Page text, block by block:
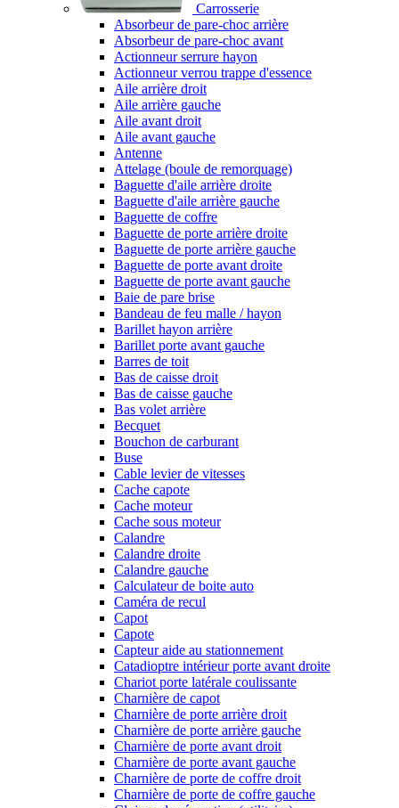
Carrosserie
Absorbeur de pare-choc arrière
Absorbeur de pare-choc avant
Actionneur serrure hayon
Actionneur verrou trappe d'essence
Aile arrière droit
Aile arrière gauche
Aile avant droit
Aile avant gauche
Antenne
Attelage (boule de remorquage)
Baguette d'aile arrière droite
Baguette d'aile arrière gauche
Baguette de coffre
Baguette de porte arrière droite
Baguette de porte arrière gauche
Baguette de porte avant droite
Baguette de porte avant gauche
Baie de pare brise
Bandeau de feu malle / hayon
Barillet hayon arrière
Barillet porte avant gauche
Barres de toit
Bas de caisse droit
Bas de caisse gauche
Bas volet arrière
Becquet
Bouchon de carburant
Buse
Cable levier de vitesses
Cache capote
Cache moteur
Cache sous moteur
Calandre
Calandre droite
Calandre gauche
Calculateur de boite auto
Caméra de recul
Capot
Capote
Capteur aide au stationnement
Catadioptre intérieur porte avant droite
Chariot porte latérale coulissante
Charnière de capot
Charnière de porte arrière droit
Charnière de porte arrière gauche
Charnière de porte avant droit
Charnière de porte avant gauche
Charnière de porte de coffre droit
Charnière de porte de coffre gauche